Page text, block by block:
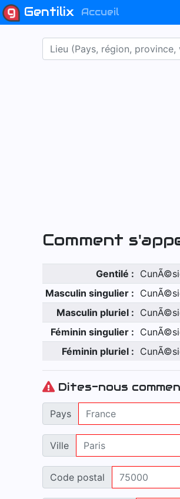
Gentilix Accueil
Comment
Gentilé :
Masculin singulier :
Masculin pluriel :
Féminin singulier :
Féminin pluriel :
Dites-nous
Pays
Ville
Code postal